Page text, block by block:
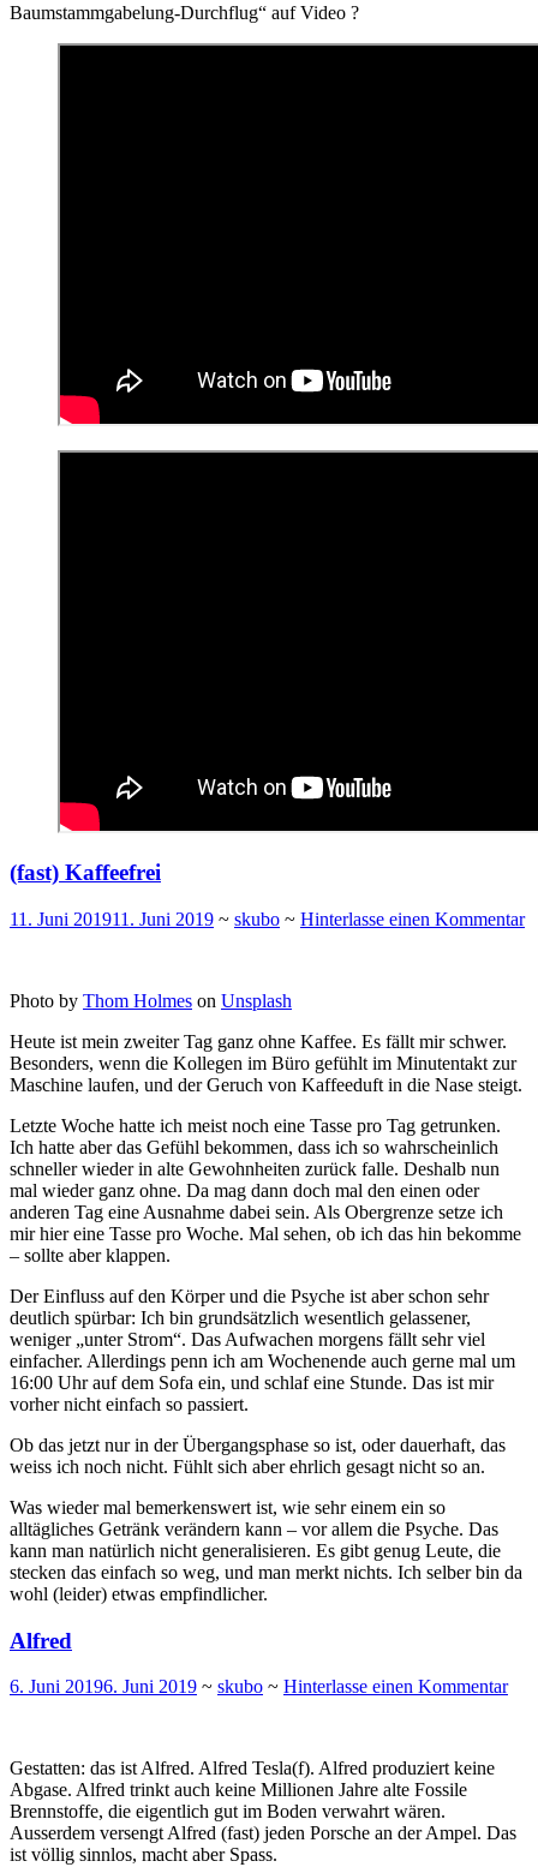
Baumstammgabelung-Durchflug“ auf Video ?
(fast) Kaffeefrei
11. Juni 201911. Juni 2019 ~ skubo ~ Hinterlasse einen Kommentar
Photo by Thom Holmes on Unsplash
Heute ist mein zweiter Tag ganz ohne Kaffee. Es fällt mir schwer.
Besonders, wenn die Kollegen im Büro gefühlt im Minutentakt zur
Maschine laufen, und der Geruch von Kaffeeduft in die Nase steigt.
Letzte Woche hatte ich meist noch eine Tasse pro Tag getrunken.
Ich hatte aber das Gefühl bekommen, dass ich so wahrscheinlich
schneller wieder in alte Gewohnheiten zurück falle. Deshalb nun
mal wieder ganz ohne. Da mag dann doch mal den einen oder
anderen Tag eine Ausnahme dabei sein. Als Obergrenze setze ich
mir hier eine Tasse pro Woche. Mal sehen, ob ich das hin bekomme
– sollte aber klappen.
Der Einfluss auf den Körper und die Psyche ist aber schon sehr
deutlich spürbar: Ich bin grundsätzlich wesentlich gelassener,
weniger „unter Strom“. Das Aufwachen morgens fällt sehr viel
einfacher. Allerdings penn ich am Wochenende auch gerne mal um
16:00 Uhr auf dem Sofa ein, und schlaf eine Stunde. Das ist mir
vorher nicht einfach so passiert.
Ob das jetzt nur in der Übergangsphase so ist, oder dauerhaft, das
weiss ich noch nicht. Fühlt sich aber ehrlich gesagt nicht so an.
Was wieder mal bemerkenswert ist, wie sehr einem ein so
alltägliches Getränk verändern kann – vor allem die Psyche. Das
kann man natürlich nicht generalisieren. Es gibt genug Leute, die
stecken das einfach so weg, und man merkt nichts. Ich selber bin da
wohl (leider) etwas empfindlicher.
Alfred
6. Juni 20196. Juni 2019 ~ skubo ~ Hinterlasse einen Kommentar
Gestatten: das ist Alfred. Alfred Tesla(f). Alfred produziert keine
Abgase. Alfred trinkt auch keine Millionen Jahre alte Fossile
Brennstoffe, die eigentlich gut im Boden verwahrt wären.
Ausserdem versengt Alfred (fast) jeden Porsche an der Ampel. Das
ist völlig sinnlos, macht aber Spass.